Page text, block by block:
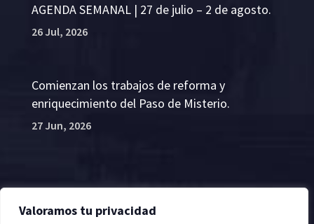
Valoramos tu privacidad
AGENDA SEMANAL | 27 de julio – 2 de agosto.
26 Jul, 2026
Comienzan los trabajos de reforma y
enriquecimiento del Paso de Misterio.
27 Jun, 2026